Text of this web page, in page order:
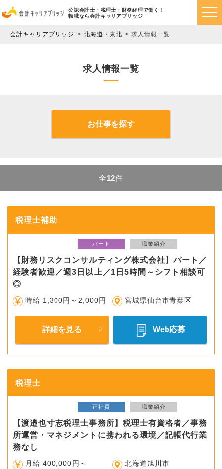
公認会計士・税理士・財務経理で働く！
転職なら会計キャリアブリッジ
会計キャリアブリッジ 北海道・東北 求人情報一覧
求人情報一覧
お仕事を探す
全12件
税理士補助
パート 職業紹介
【財務リスクコンサルティング株式会社】パート／
経験者歓迎／週3日以上／1日5時間～シフト相談可
◎
時給 1,300円～2,000円 宮城県仙台市青葉区
詳細を見る Web応募
税理士
正社員 職業紹介
【渡邉也寸志税理士事務所】税理士有資格者／事務
所運営・マネジメントに携われる環境／記帳代行業
務なし
月給 400,000円～
北海道旭川市